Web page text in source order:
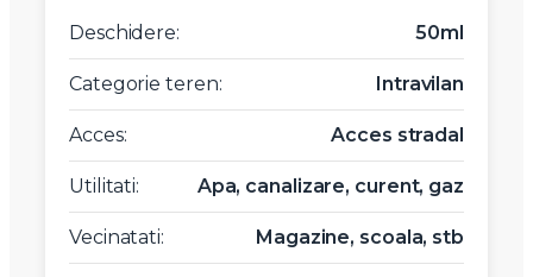
Deschidere: 50ml
Categorie teren: Intravilan
Acces: Acces stradal
Utilitati: Apa, canalizare, curent, gaz
Vecinatati: Magazine, scoala, stb